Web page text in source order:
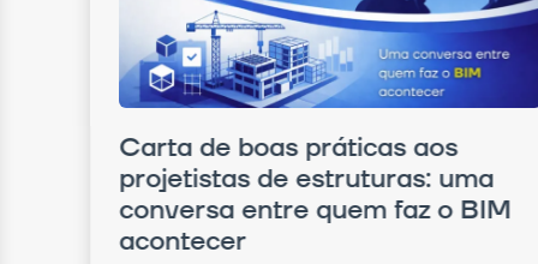
Carta de boas práticas aos
projetistas de estruturas: uma
conversa entre quem faz o BIM
acontecer